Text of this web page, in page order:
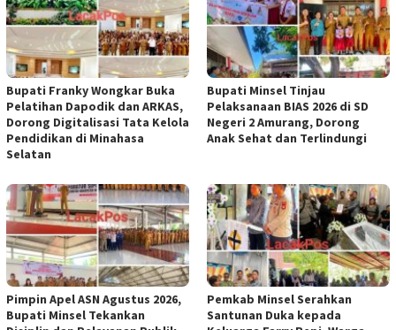
Bupati Franky Wongkar Buka
Pelatihan Dapodik dan ARKAS,
Dorong Digitalisasi Tata Kelola
Pendidikan di Minahasa
Selatan
Bupati Minsel Tinjau
Pelaksanaan BIAS 2026 di SD
Negeri 2 Amurang, Dorong
Anak Sehat dan Terlindungi
Pimpin Apel ASN Agustus 2026,
Bupati Minsel Tekankan
Pemkab Minsel Serahkan
Santunan Duka kepada